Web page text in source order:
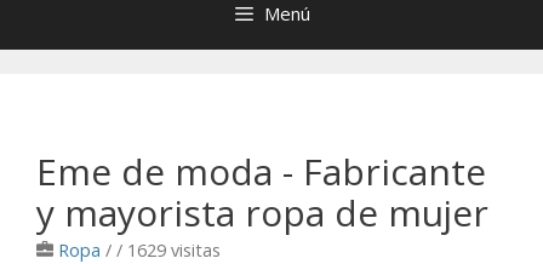
Menú
Eme de moda - Fabricante
y mayorista ropa de mujer
Ropa / / 1629 visitas